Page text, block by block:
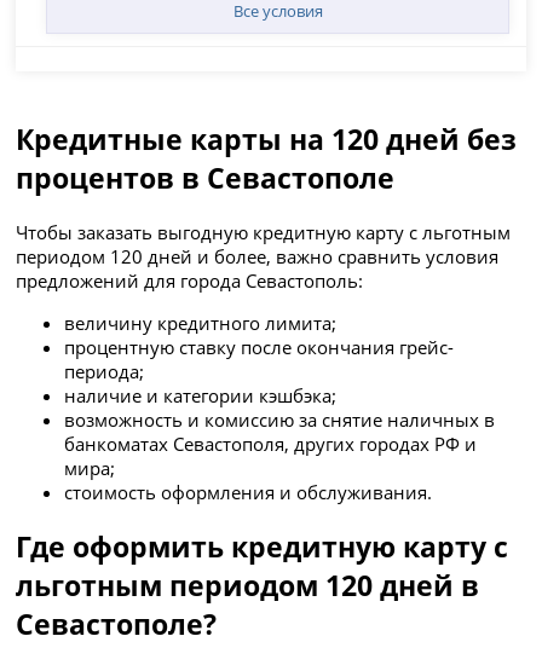
Все условия
Кредитные карты на 120 дней без
процентов в Севастополе
Чтобы заказать выгодную кредитную карту с льготным
периодом 120 дней и более, важно сравнить условия
предложений для города Севастополь:
величину кредитного лимита;
процентную ставку после окончания грейс-
периода;
наличие и категории кэшбэка;
возможность и комиссию за снятие наличных в
банкоматах Севастополя, других городах РФ и
мира;
стоимость оформления и обслуживания.
Где оформить кредитную карту с
льготным периодом 120 дней в
Севастополе?